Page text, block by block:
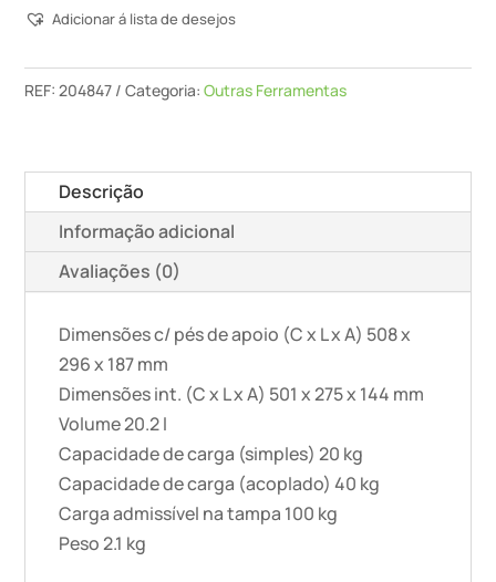
Sys3
187
Adicionar á lista de desejos
REF:204847 Categoria:Outras Ferramentas
Descrição
Informação adicional
Avaliações (0)
Dimensões c/ pés de apoio (C x L x A) 508 x
296 x 187 mm
Dimensões int. (C x L x A) 501 x 275 x 144 mm
Volume 20.2 l
Capacidade de carga (simples) 20 kg
Capacidade de carga (acoplado) 40 kg
Carga admissível na tampa 100 kg
Peso 2.1 kg